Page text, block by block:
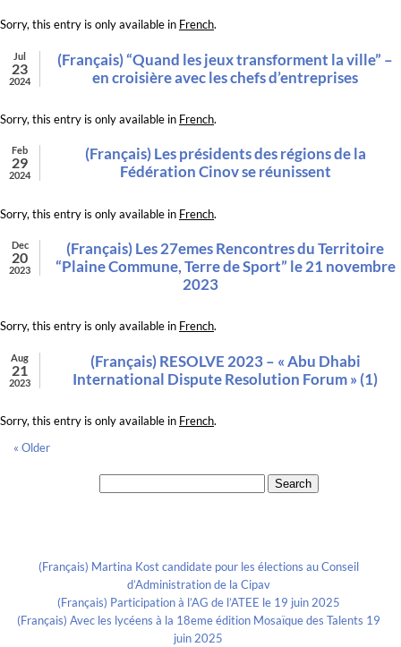
Sorry, this entry is only available in French.
Jul
23
2024
(Français) “Quand les jeux transforment la ville” –
en croisière avec les chefs d’entreprises
Sorry, this entry is only available in French.
Feb
29
2024
(Français) Les présidents des régions de la
Fédération Cinov se réunissent
Sorry, this entry is only available in French.
Dec
20
2023
(Français) Les 27emes Rencontres du Territoire
“Plaine Commune, Terre de Sport” le 21 novembre
2023
Sorry, this entry is only available in French.
Aug
21
2023
(Français) RESOLVE 2023 – « Abu Dhabi
International Dispute Resolution Forum » (1)
Sorry, this entry is only available in French.
« Older
(Français) Martina Kost candidate pour les élections au Conseil
d’Administration de la Cipav
(Français) Participation à l’AG de l’ATEE le 19 juin 2025
(Français) Avec les lycéens à la 18eme édition Mosaïque des Talents 19
juin 2025